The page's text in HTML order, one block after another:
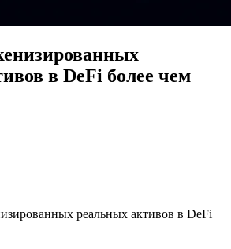
в DeFi более чем
реальных активов в DeFi